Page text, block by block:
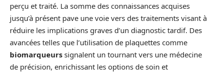
perçu et traité. La somme des connaissances acquises
jusqu’à présent pave une voie vers des traitements visant à
réduire les implications graves d’un diagnostic tardif. Des
avancées telles que l’utilisation de plaquettes comme
biomarqueurs signalent un tournant vers une médecine
de précision, enrichissant les options de soin et